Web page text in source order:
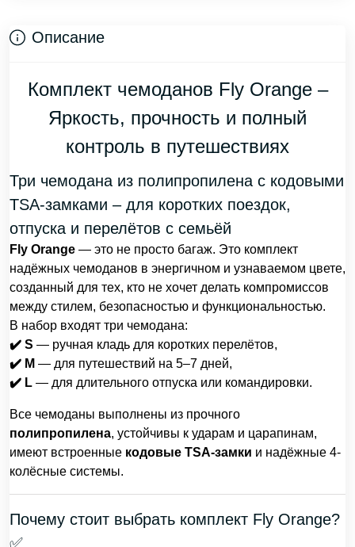
Описание
Комплект чемоданов Fly Orange –
Яркость, прочность и полный
контроль в путешествиях
Три чемодана из полипропилена с кодовыми
TSA-замками – для коротких поездок,
отпуска и перелётов с семьёй
Fly Orange — это не просто багаж. Это комплект
надёжных чемоданов в энергичном и узнаваемом цвете,
созданный для тех, кто не хочет делать компромиссов
между стилем, безопасностью и функциональностью.
В набор входят три чемодана:
✔️ S — ручная кладь для коротких перелётов,
✔️ M — для путешествий на 5–7 дней,
✔️ L — для длительного отпуска или командировки.
Все чемоданы выполнены из прочного
полипропилена, устойчивы к ударам и царапинам,
имеют встроенные кодовые TSA-замки и надёжные 4-
колёсные системы.
Почему стоит выбрать комплект Fly Orange?
✅